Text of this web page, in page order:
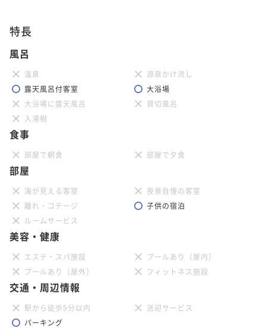
特長
風呂
温泉
源泉かけ流し
露天風呂付客室
大浴場
大浴場に露天風呂
貸切風呂
入湯税
食事
部屋で朝食 部屋で夕食
部屋
海が見える客室
夜景自慢の客室
離れ・コテージ
子供の宿泊
ルームサービス
美容・健康
エステ・スパ施設
プールあり（屋内）
プールあり（屋外）
フィットネス施設
交通・周辺情報
駅から徒歩5分以内
送迎サービス
パーキング